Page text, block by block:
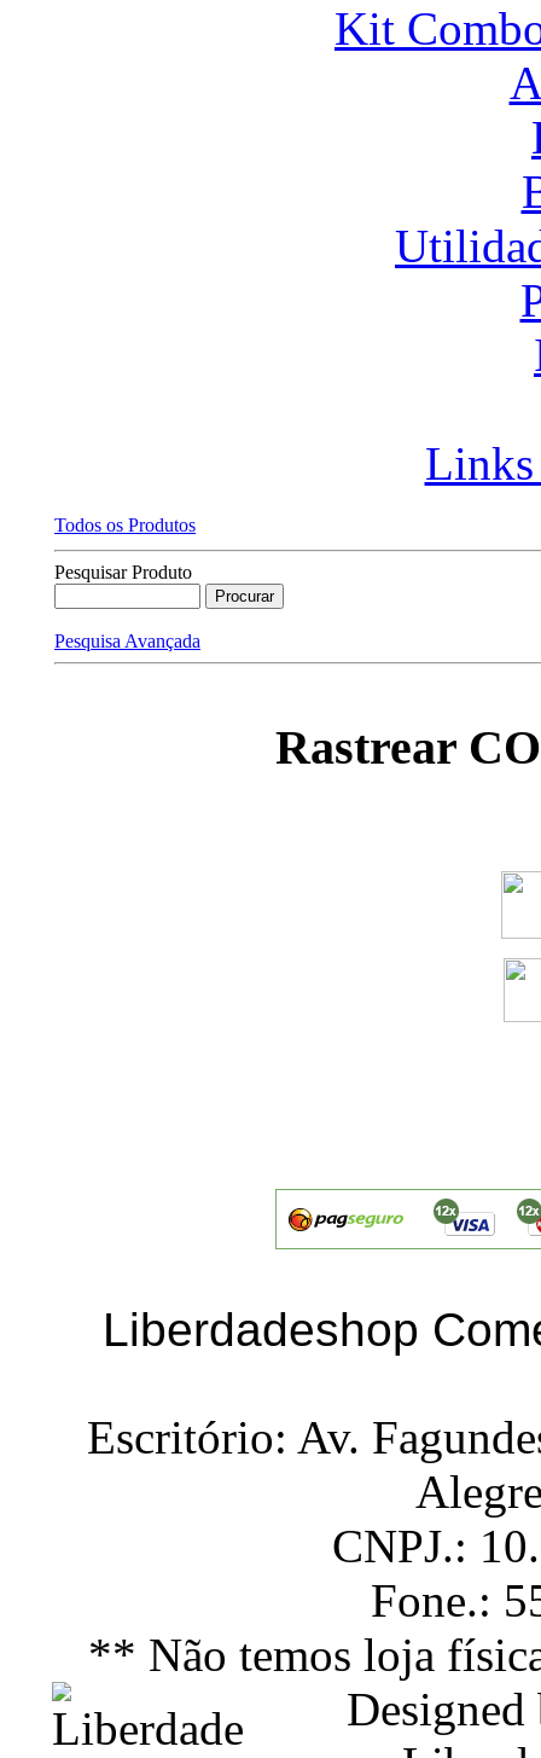
Kit
Links
Todos os Produtos
Pesquisar Produto
Pesquisa Avançada
Rastrear
Liberdadeshop
Escritório: Av.
CNPJ.:
Fone.:
** Não temos loja